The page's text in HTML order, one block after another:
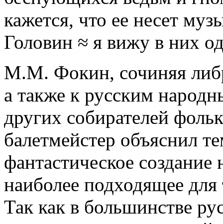
кажется, что ее несет
Головин ≈ я вижу в них
М.М. Фокин, сочиняя
а также к русским
других собирателей
балетмейстер объяснил
фантастическое
наиболее подходящее
Так как в большинстве